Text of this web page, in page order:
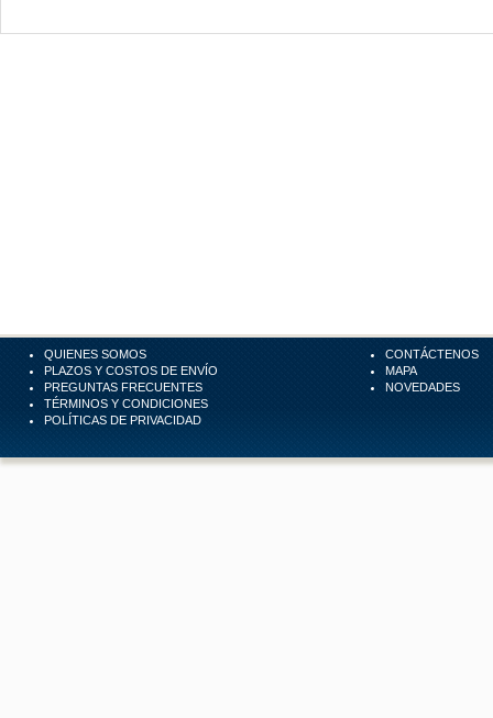
QUIENES SOMOS
PLAZOS Y COSTOS DE ENVÍO
PREGUNTAS FRECUENTES
TÉRMINOS Y CONDICIONES
POLÍTICAS DE PRIVACIDAD
CONTÁCTENOS
MAPA
NOVEDADES